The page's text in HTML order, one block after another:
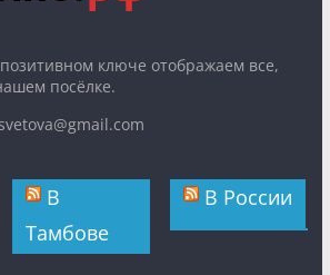
ключе отображаем все,
посёлке.
В
Тамбове
В России